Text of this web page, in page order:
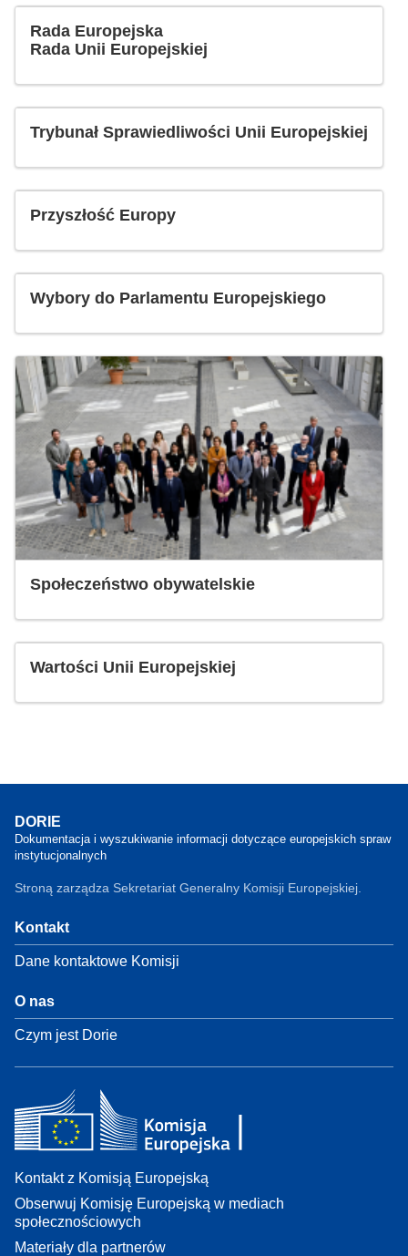
Rada Europejska
Rada Unii Europejskiej
Trybunał Sprawiedliwości Unii Europejskiej
Przyszłość Europy
Wybory do Parlamentu Europejskiego
Społeczeństwo obywatelskie
Wartości Unii Europejskiej
DORIE
Dokumentacja i wyszukiwanie informacji dotyczące europejskich spraw
instytucjonalnych
Stroną zarządza Sekretariat Generalny Komisji Europejskiej.
Kontakt
Dane kontaktowe Komisji
O nas
Czym jest Dorie
Kontakt z Komisją Europejską
Obserwuj Komisję Europejską w mediach
społecznościowych
Materiały dla partnerów